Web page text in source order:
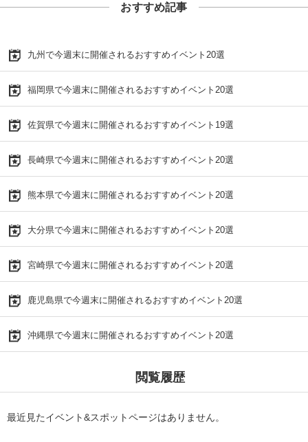
おすすめ記事
九州で今週末に開催されるおすすめイベント20選
福岡県で今週末に開催されるおすすめイベント20選
佐賀県で今週末に開催されるおすすめイベント19選
長崎県で今週末に開催されるおすすめイベント20選
熊本県で今週末に開催されるおすすめイベント20選
大分県で今週末に開催されるおすすめイベント20選
宮崎県で今週末に開催されるおすすめイベント20選
鹿児島県で今週末に開催されるおすすめイベント20選
沖縄県で今週末に開催されるおすすめイベント20選
閲覧履歴
最近見たイベント&スポットページはありません。